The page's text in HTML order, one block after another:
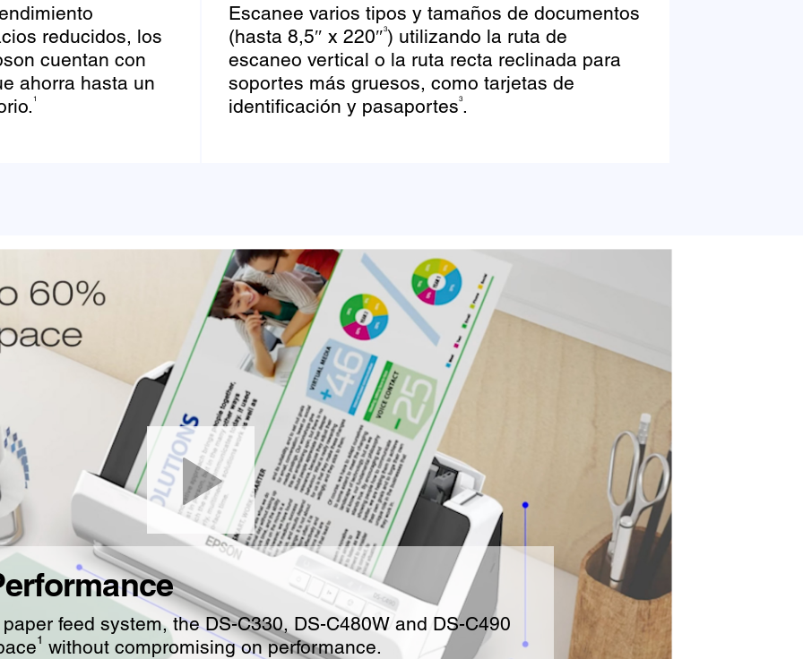
reducidos, los
cuentan con
ahorra hasta un
1
Escanee varios tipos y tamaños de documentos
(hasta 8,5″ x 220″3) utilizando la ruta de
escaneo vertical o la ruta recta reclinada para
soportes más gruesos, como tarjetas de
identificación y pasaportes3.
feed system, the DS-C330, DS-C480W and DS-C490
1 without compromising on performance.